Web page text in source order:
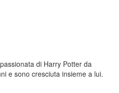
di Harry Potter da
e sono cresciuta insieme a lui.